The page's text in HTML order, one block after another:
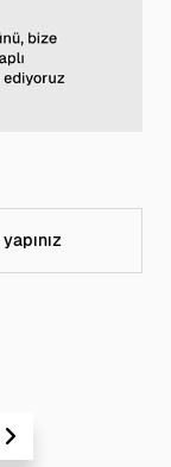
yapınız